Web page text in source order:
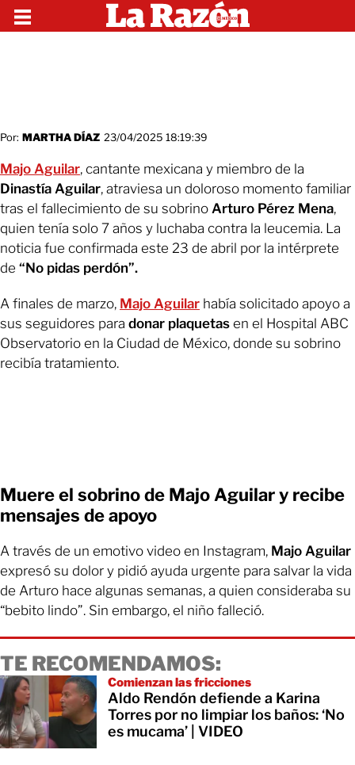
Por: MARTHA DÍAZ 23/04/2025 18:19:39
Majo Aguilar, cantante mexicana y miembro de la
Dinastía Aguilar, atraviesa un doloroso momento familiar
tras el fallecimiento de su sobrino Arturo Pérez Mena,
quien tenía solo 7 años y luchaba contra la leucemia. La
noticia fue confirmada este 23 de abril por la intérprete
de “No pidas perdón”.
A finales de marzo, Majo Aguilar había solicitado apoyo a
sus seguidores para donar plaquetas en el Hospital ABC
Observatorio en la Ciudad de México, donde su sobrino
recibía tratamiento.
Muere el sobrino de Majo Aguilar y recibe
mensajes de apoyo
A través de un emotivo video en Instagram, Majo Aguilar
expresó su dolor y pidió ayuda urgente para salvar la vida
de Arturo hace algunas semanas, a quien consideraba su
“bebito lindo”. Sin embargo, el niño falleció.
TE RECOMENDAMOS:
Comienzan las fricciones
Aldo Rendón defiende a Karina
Torres por no limpiar los baños: ‘No
es mucama’ | VIDEO